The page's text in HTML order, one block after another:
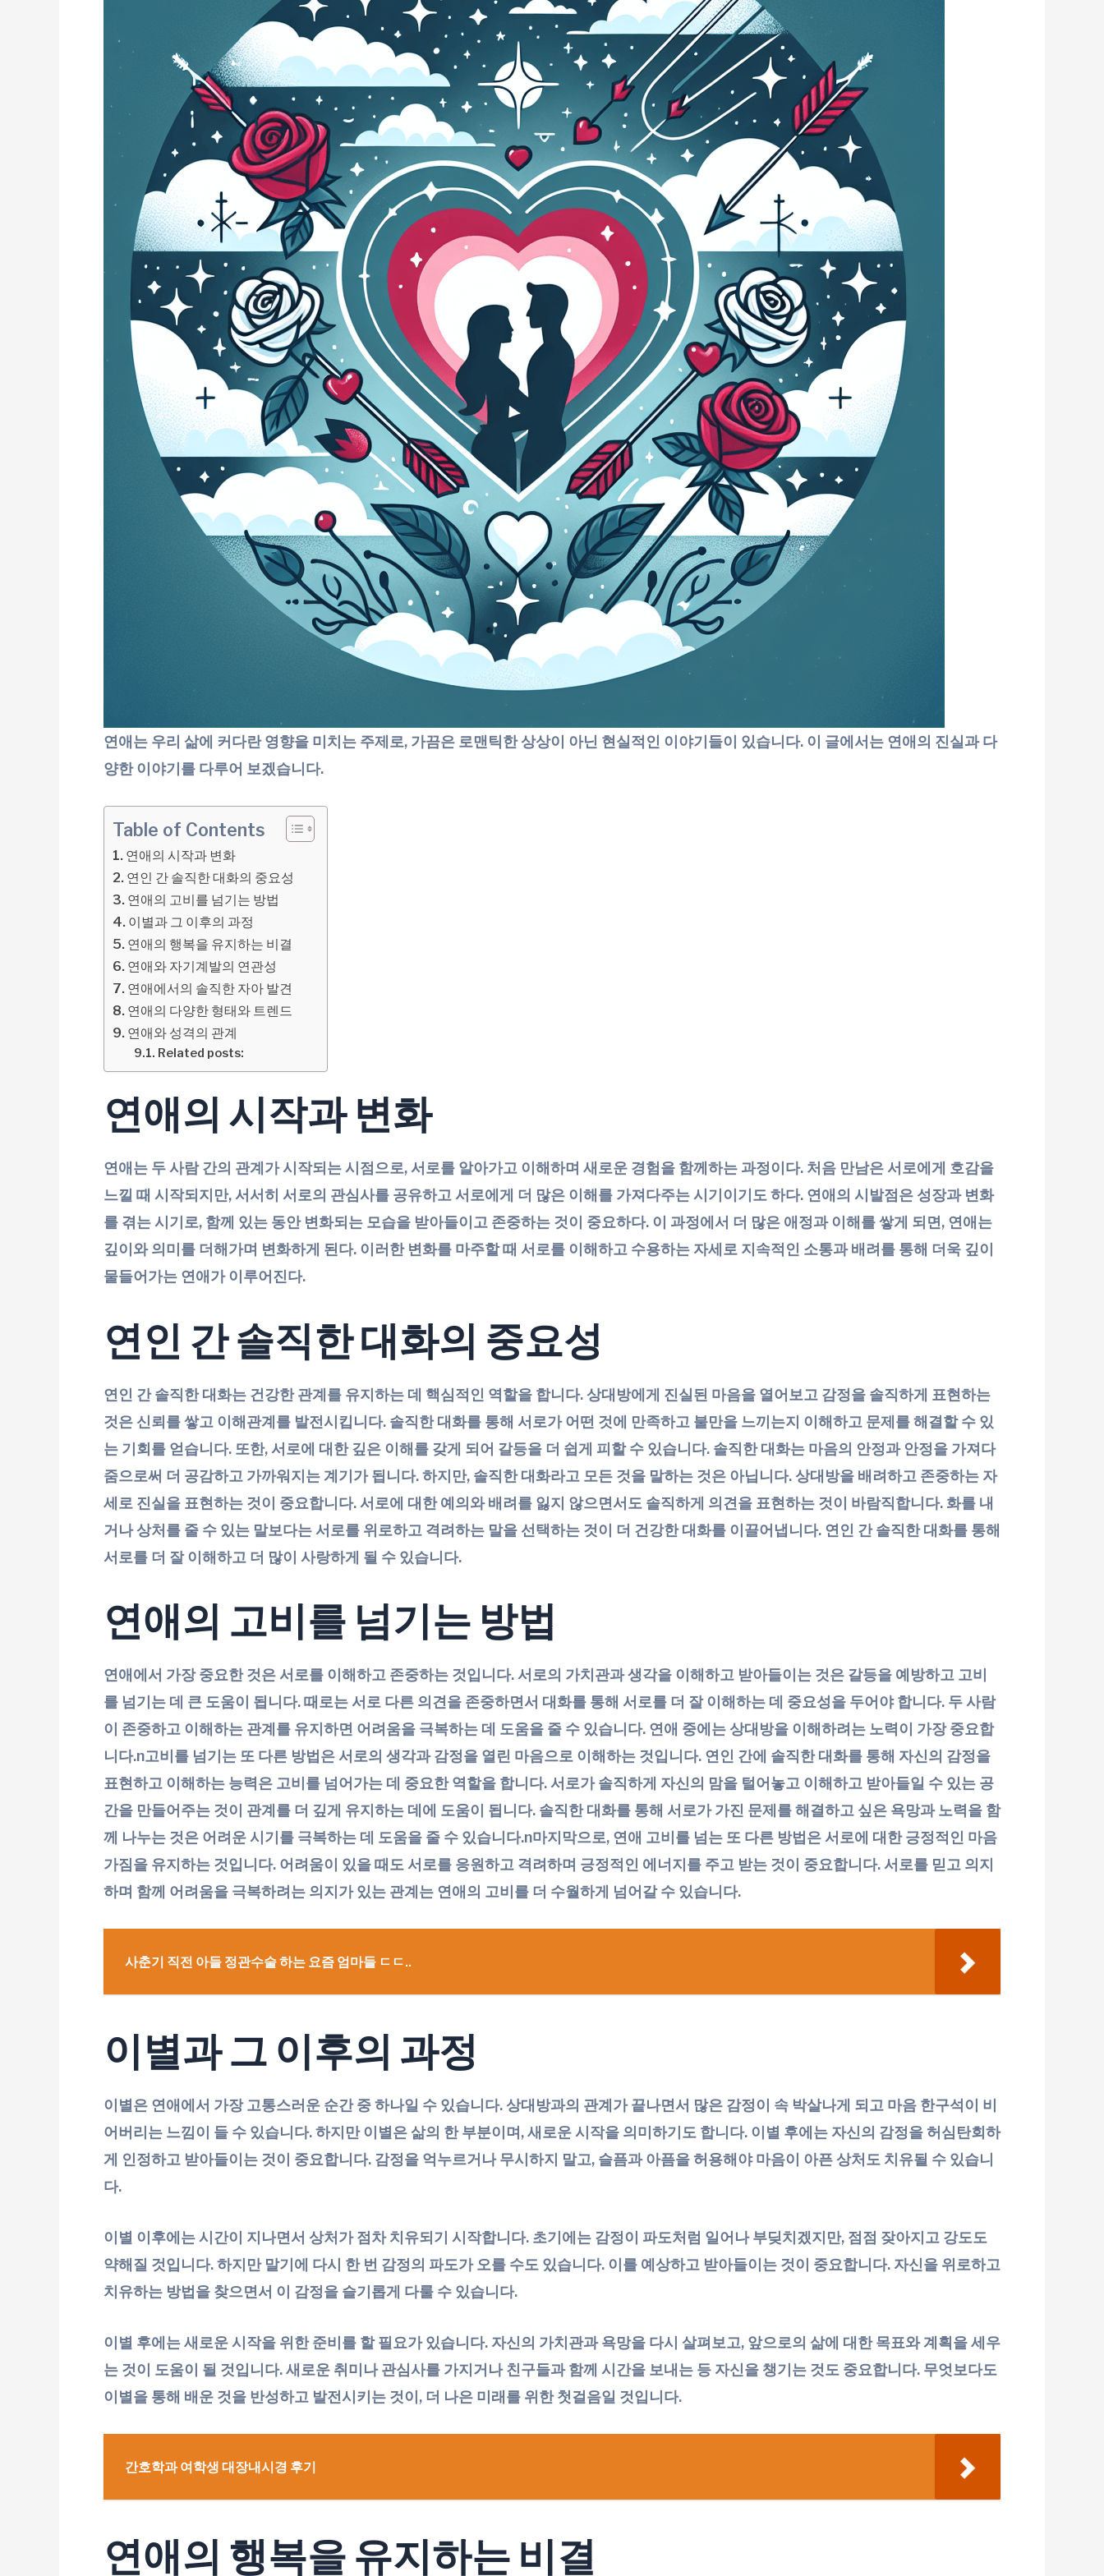
연애는 우리 삶에 커다란 영향을 미치는 주제로, 가끔은 로맨틱한 상상이 아닌 현실적인 이야기들이 있습니다. 이 글에서는 연애의 진실과 다
양한 이야기를 다루어 보겠습니다.
Table of Contents
연애의 시작과 변화
연인 간 솔직한 대화의 중요성
연애의 고비를 넘기는 방법
이별과 그 이후의 과정
연애의 행복을 유지하는 비결
연애와 자기계발의 연관성
연애에서의 솔직한 자아 발견
연애의 다양한 형태와 트렌드
연애와 성격의 관계
Related posts:
연애의 시작과 변화
연애는 두 사람 간의 관계가 시작되는 시점으로, 서로를 알아가고 이해하며 새로운 경험을 함께하는 과정이다. 처음 만남은 서로에게 호감을
느낄 때 시작되지만, 서서히 서로의 관심사를 공유하고 서로에게 더 많은 이해를 가져다주는 시기이기도 하다. 연애의 시발점은 성장과 변화
를 겪는 시기로, 함께 있는 동안 변화되는 모습을 받아들이고 존중하는 것이 중요하다. 이 과정에서 더 많은 애정과 이해를 쌓게 되면, 연애는
깊이와 의미를 더해가며 변화하게 된다. 이러한 변화를 마주할 때 서로를 이해하고 수용하는 자세로 지속적인 소통과 배려를 통해 더욱 깊이
물들어가는 연애가 이루어진다.
연인 간 솔직한 대화의 중요성
연인 간 솔직한 대화는 건강한 관계를 유지하는 데 핵심적인 역할을 합니다. 상대방에게 진실된 마음을 열어보고 감정을 솔직하게 표현하는
것은 신뢰를 쌓고 이해관계를 발전시킵니다. 솔직한 대화를 통해 서로가 어떤 것에 만족하고 불만을 느끼는지 이해하고 문제를 해결할 수 있
는 기회를 얻습니다. 또한, 서로에 대한 깊은 이해를 갖게 되어 갈등을 더 쉽게 피할 수 있습니다. 솔직한 대화는 마음의 안정과 안정을 가져다
줌으로써 더 공감하고 가까워지는 계기가 됩니다. 하지만, 솔직한 대화라고 모든 것을 말하는 것은 아닙니다. 상대방을 배려하고 존중하는 자
세로 진실을 표현하는 것이 중요합니다. 서로에 대한 예의와 배려를 잃지 않으면서도 솔직하게 의견을 표현하는 것이 바람직합니다. 화를 내
거나 상처를 줄 수 있는 말보다는 서로를 위로하고 격려하는 말을 선택하는 것이 더 건강한 대화를 이끌어냅니다. 연인 간 솔직한 대화를 통해
서로를 더 잘 이해하고 더 많이 사랑하게 될 수 있습니다.
연애의 고비를 넘기는 방법
연애에서 가장 중요한 것은 서로를 이해하고 존중하는 것입니다. 서로의 가치관과 생각을 이해하고 받아들이는 것은 갈등을 예방하고 고비
를 넘기는 데 큰 도움이 됩니다. 때로는 서로 다른 의견을 존중하면서 대화를 통해 서로를 더 잘 이해하는 데 중요성을 두어야 합니다. 두 사람
이 존중하고 이해하는 관계를 유지하면 어려움을 극복하는 데 도움을 줄 수 있습니다. 연애 중에는 상대방을 이해하려는 노력이 가장 중요합
니다.n고비를 넘기는 또 다른 방법은 서로의 생각과 감정을 열린 마음으로 이해하는 것입니다. 연인 간에 솔직한 대화를 통해 자신의 감정을
표현하고 이해하는 능력은 고비를 넘어가는 데 중요한 역할을 합니다. 서로가 솔직하게 자신의 맘을 털어놓고 이해하고 받아들일 수 있는 공
간을 만들어주는 것이 관계를 더 깊게 유지하는 데에 도움이 됩니다. 솔직한 대화를 통해 서로가 가진 문제를 해결하고 싶은 욕망과 노력을 함
께 나누는 것은 어려운 시기를 극복하는 데 도움을 줄 수 있습니다.n마지막으로, 연애 고비를 넘는 또 다른 방법은 서로에 대한 긍정적인 마음
가짐을 유지하는 것입니다. 어려움이 있을 때도 서로를 응원하고 격려하며 긍정적인 에너지를 주고 받는 것이 중요합니다. 서로를 믿고 의지
하며 함께 어려움을 극복하려는 의지가 있는 관계는 연애의 고비를 더 수월하게 넘어갈 수 있습니다.
사춘기 직전 아들 정관수술 하는 요즘 엄마들 ㄷㄷ..
이별과 그 이후의 과정
이별은 연애에서 가장 고통스러운 순간 중 하나일 수 있습니다. 상대방과의 관계가 끝나면서 많은 감정이 속 박살나게 되고 마음 한구석이 비
어버리는 느낌이 들 수 있습니다. 하지만 이별은 삶의 한 부분이며, 새로운 시작을 의미하기도 합니다. 이별 후에는 자신의 감정을 허심탄회하
게 인정하고 받아들이는 것이 중요합니다. 감정을 억누르거나 무시하지 말고, 슬픔과 아픔을 허용해야 마음이 아픈 상처도 치유될 수 있습니
다.
이별 이후에는 시간이 지나면서 상처가 점차 치유되기 시작합니다. 초기에는 감정이 파도처럼 일어나 부딪치겠지만, 점점 잦아지고 강도도
약해질 것입니다. 하지만 말기에 다시 한 번 감정의 파도가 오를 수도 있습니다. 이를 예상하고 받아들이는 것이 중요합니다. 자신을 위로하고
치유하는 방법을 찾으면서 이 감정을 슬기롭게 다룰 수 있습니다.
이별 후에는 새로운 시작을 위한 준비를 할 필요가 있습니다. 자신의 가치관과 욕망을 다시 살펴보고, 앞으로의 삶에 대한 목표와 계획을 세우
는 것이 도움이 될 것입니다. 새로운 취미나 관심사를 가지거나 친구들과 함께 시간을 보내는 등 자신을 챙기는 것도 중요합니다. 무엇보다도
이별을 통해 배운 것을 반성하고 발전시키는 것이, 더 나은 미래를 위한 첫걸음일 것입니다.
간호학과 여학생 대장내시경 후기
연애의 행복을 유지하는 비결